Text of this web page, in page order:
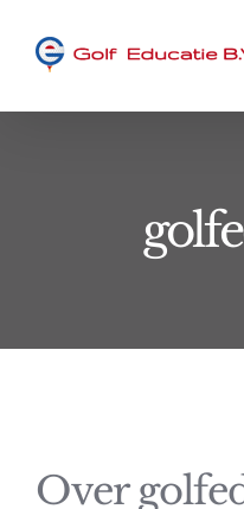
naar
Over